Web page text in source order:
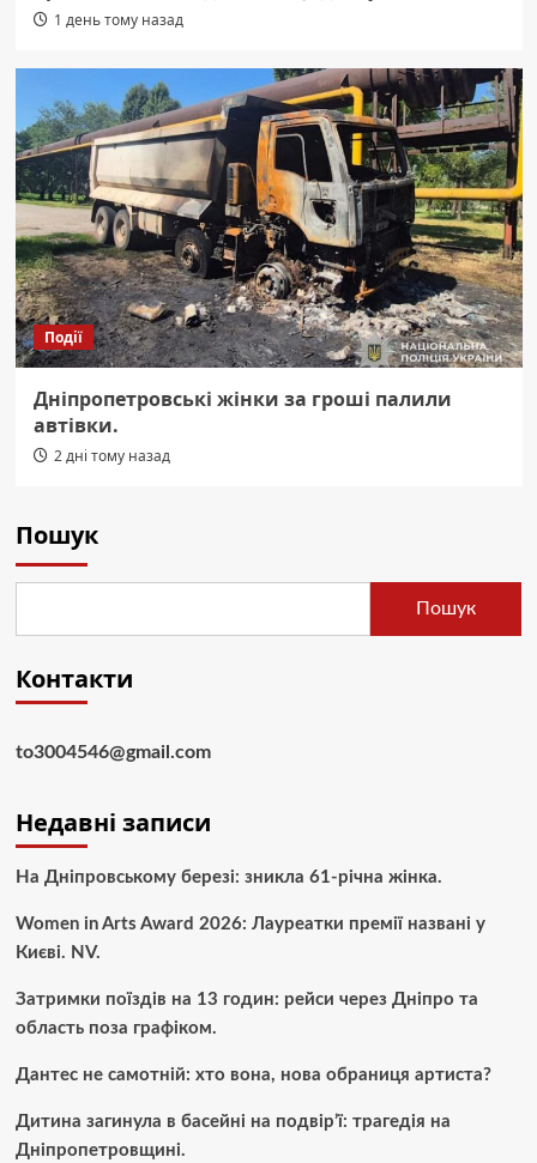
1 день тому назад
Події
Дніпропетровські жінки за гроші палили
автівки.
2 дні тому назад
Пошук
Пошук
Контакти
to3004546@gmail.com
Недавні записи
На Дніпровському березі: зникла 61-річна жінка.
Women in Arts Award 2026: Лауреатки премії названі у
Києві. NV.
Затримки поїздів на 13 годин: рейси через Дніпро та
область поза графіком.
Дантес не самотній: хто вона, нова обраниця артиста?
Дитина загинула в басейні на подвір’ї: трагедія на
Дніпропетровщині.